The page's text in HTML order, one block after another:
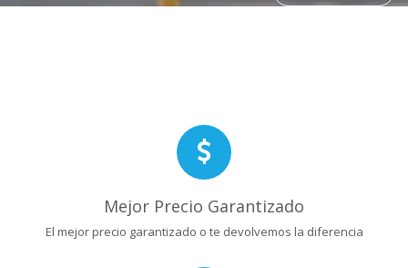
Mejor Precio Garantizado
El mejor precio garantizado o te devolvemos la diferencia